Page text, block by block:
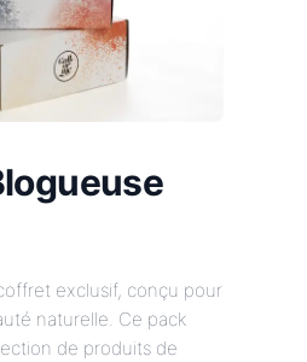
exclusif, conçu pour
naturelle. Ce pack
de produits de